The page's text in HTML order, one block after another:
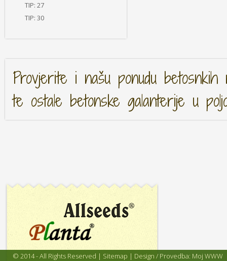
TIP: 27
TIP: 30
Provjerite i našu ponudu betosnkih
te ostale betonske galanterije u
© 2014 - All Rights Reserved | Sitemap | Design / Provedba: Moj WWW